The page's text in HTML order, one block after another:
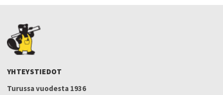
YHTEYSTIEDOT
Turussa vuodesta 1936